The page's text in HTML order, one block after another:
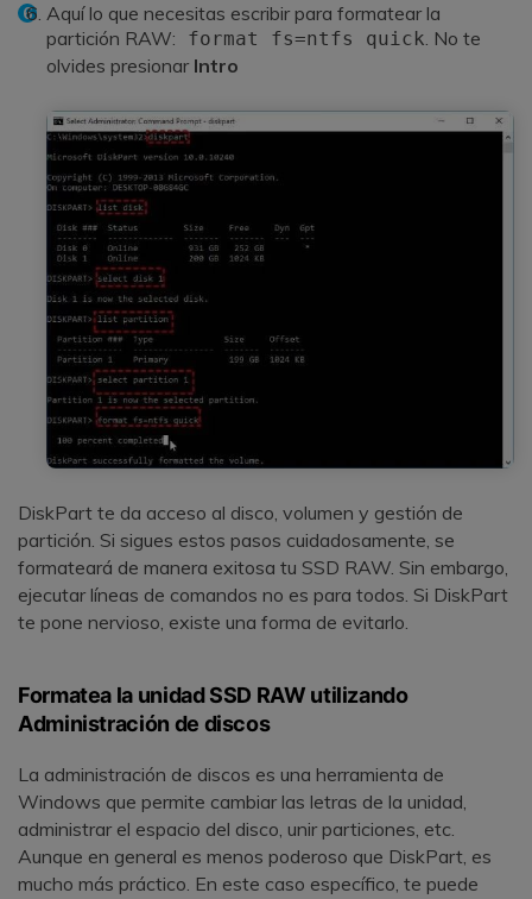
Aquí lo que necesitas escribir para formatear la
partición RAW: format fs=ntfs quick. No te
olvides presionar Intro
DiskPart te da acceso al disco, volumen y gestión de
partición. Si sigues estos pasos cuidadosamente, se
formateará de manera exitosa tu SSD RAW. Sin embargo,
ejecutar líneas de comandos no es para todos. Si DiskPart
te pone nervioso, existe una forma de evitarlo.
Formatea la unidad SSD RAW utilizando
Administración de discos
La administración de discos es una herramienta de
Windows que permite cambiar las letras de la unidad,
administrar el espacio del disco, unir particiones, etc.
Aunque en general es menos poderoso que DiskPart, es
mucho más práctico. En este caso específico, te puede